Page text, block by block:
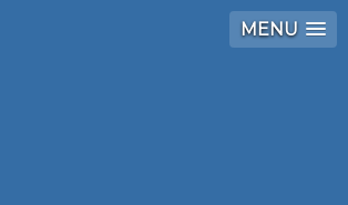
MENU